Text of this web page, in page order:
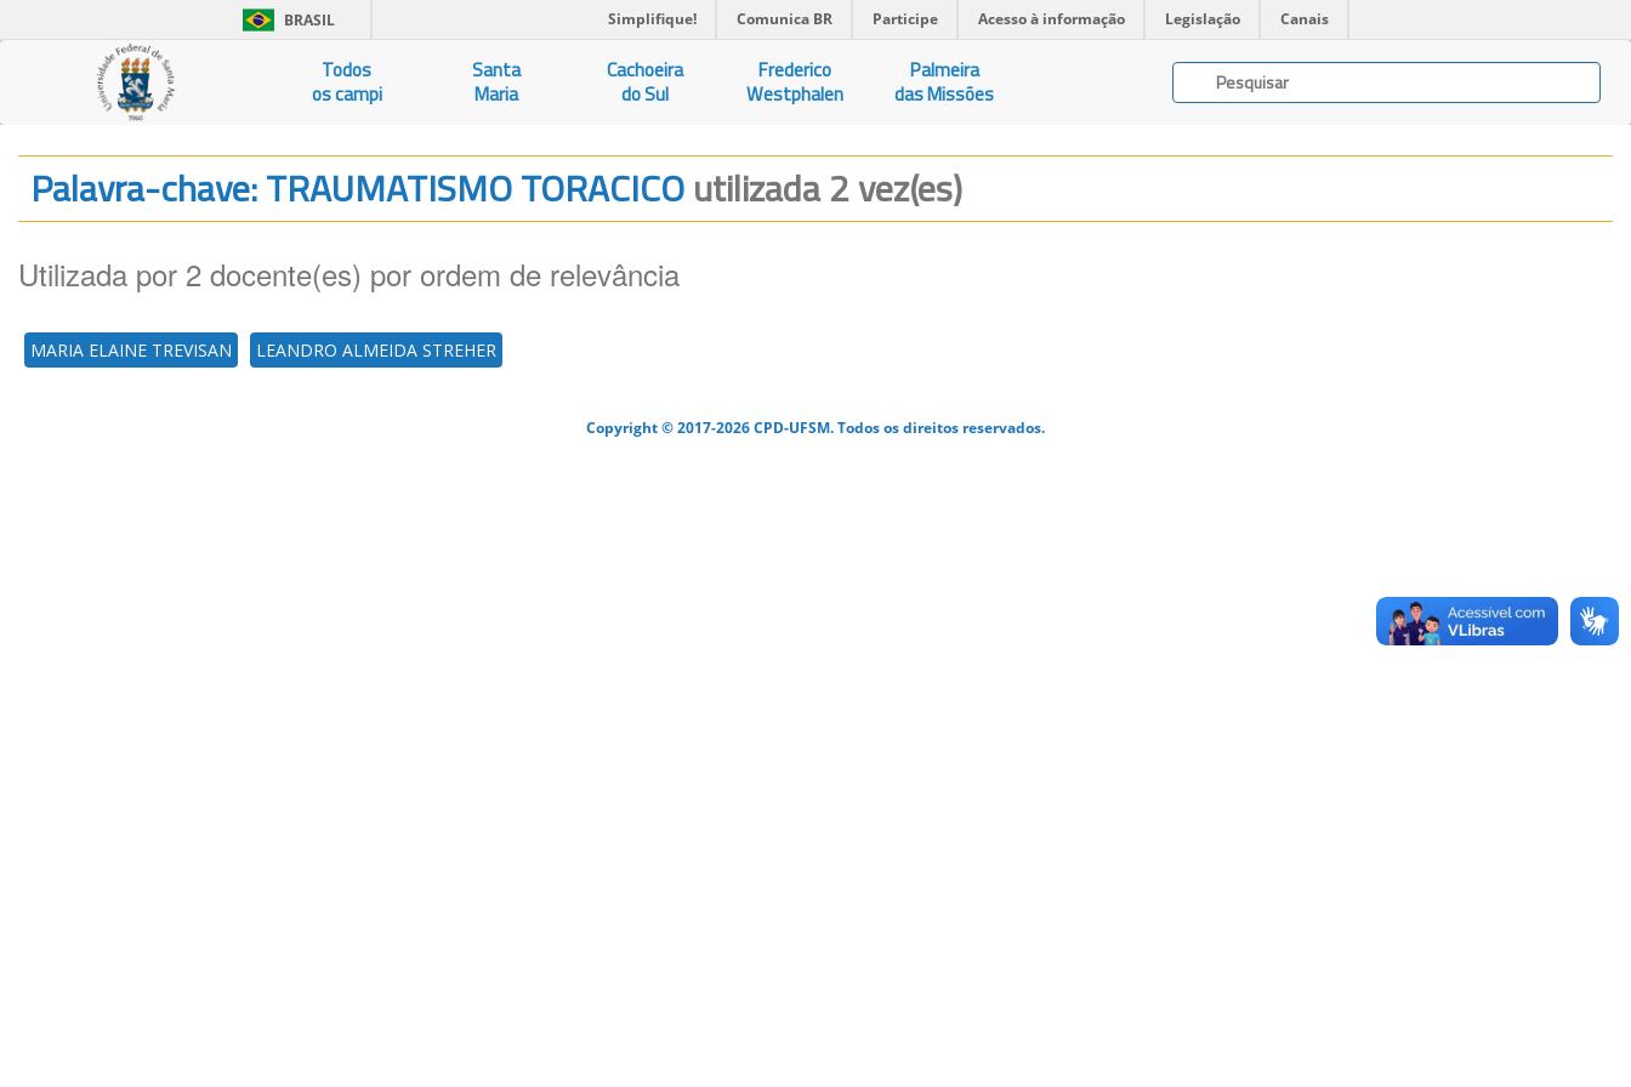
BRASIL Simplifique! Comunica BR Participe Acesso à informação Legislação Canais
Todos
os campi
Santa
Maria
Cachoeira
do Sul
Frederico
Westphalen
Palmeira
das Missões
Palavra-chave: TRAUMATISMO TORACICOutilizada 2 vez(es)
Utilizada por 2 docente(es) por ordem de relevância
MARIA ELAINE TREVISAN LEANDRO ALMEIDA STREHER
Copyright © 2017-2026 CPD-UFSM. Todos os direitos reservados.